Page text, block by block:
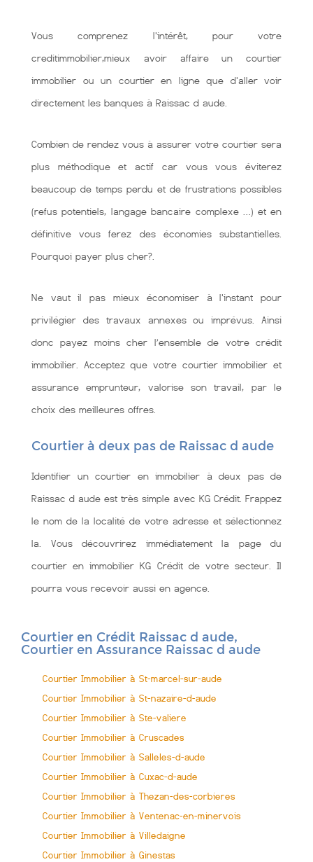
Vous comprenez l'intérêt, pour votre
creditimmobilier,mieux avoir affaire un courtier
immobilier ou un courtier en ligne que d'aller voir
directement les banques à Raissac d aude.
Combien de rendez vous à assurer votre courtier sera
plus méthodique et actif car vous vous éviterez
beaucoup de temps perdu et de frustrations possibles
(refus potentiels, langage bancaire complexe …) et en
définitive vous ferez des économies substantielles.
Pourquoi payer plus cher?.
Ne vaut il pas mieux économiser à l'instant pour
privilégier des travaux annexes ou imprévus. Ainsi
donc payez moins cher l’ensemble de votre crédit
immobilier. Acceptez que votre courtier immobilier et
assurance emprunteur, valorise son travail, par le
choix des meilleures offres.
Courtier à deux pas de Raissac d aude
Identifier un courtier en immobilier à deux pas de
Raissac d aude est très simple avec KG Crédit. Frappez
le nom de la localité de votre adresse et sélectionnez
la. Vous découvrirez immédiatement la page du
courtier en immobilier KG Crédit de votre secteur. Il
pourra vous recevoir aussi en agence.
Courtier en Crédit Raissac d aude,
Courtier en Assurance Raissac d aude
Courtier Immobilier à St-marcel-sur-aude
Courtier Immobilier à St-nazaire-d-aude
Courtier Immobilier à Ste-valiere
Courtier Immobilier à Cruscades
Courtier Immobilier à Salleles-d-aude
Courtier Immobilier à Cuxac-d-aude
Courtier Immobilier à Thezan-des-corbieres
Courtier Immobilier à Ventenac-en-minervois
Courtier Immobilier à Villedaigne
Courtier Immobilier à Ginestas